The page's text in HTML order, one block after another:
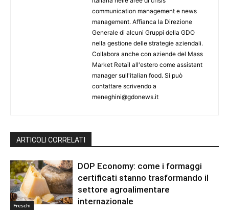
communication management e news
management. Affianca la Direzione
Generale di alcuni Gruppi della GDO
nella gestione delle strategie aziendali.
Collabora anche con aziende del Mass
Market Retail all'estero come assistant
manager sull'italian food. Si può
contattare scrivendo a
meneghini@gdonews.it
ARTICOLI CORRELATI
Freschi
DOP Economy: come i formaggi
certificati stanno trasformando il
settore agroalimentare
internazionale